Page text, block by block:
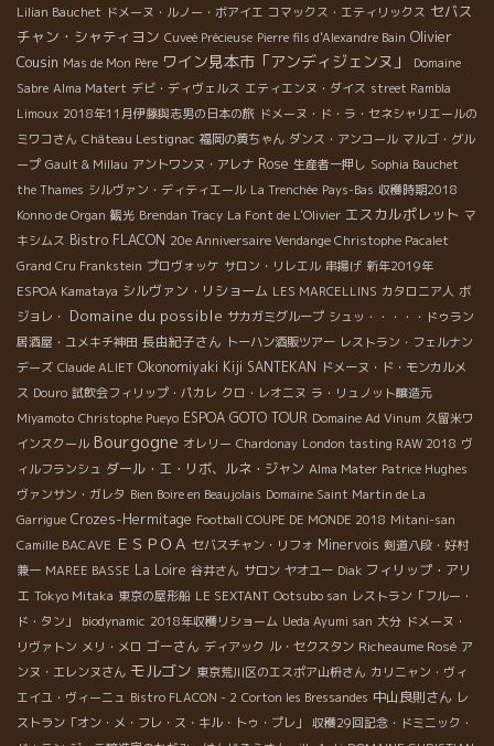
Lilian Bauchet ドメーヌ・ルノー・ボアイエ コマックス・エティリックス セバス
チャン・シャティヨン Cuveé Précieuse Pierre fils d'Alexandre Bain Olivier
Cousin Mas de Mon Père ワイン見本市「アンディジェンヌ」
Domaine
Sabre Alma Matert デビ・ディヴェルス エティエンヌ・ダイス street Rambla
Limoux 2018年11月伊藤與志男の日本の旅 ドメーヌ・ド・ラ・セネシャリエールの
ミワコさん Château Lestignac 福岡の黄ちゃん ダンス・アンコール マルゴ・グル
ープ Gault & Millau アントワンヌ・アレナ Rose 生産者一押し Sophia Bauchet
the Thames シルヴァン・ディティエール La Trenchée Pays-Bas 収穫時期2018
Konno de Organ 観光 Brendan Tracy La Font de L'Olivier エスカルポレット マ
キシムス Bistro FLACON 20e Anniversaire Vendange Christophe Pacalet
Grand Cru Frankstein プロヴォッケ サロン・リレエル 串揚げ 新年2019年
ESPOA Kamataya シルヴァン・リショーム LES MARCELLINS カタロニア人 ボ
ジョレ・ Domaine du possible サカガミグループ シュッ・・・・・ドゥラン
居酒屋・ユメキチ神田 長由紀子さん トーハン酒販ツアー レストラン・フェルナン
デーズ Claude ALIET Okonomiyaki Kiji SANTEKAN ドメーヌ・ド・モンカルメ
ス Douro 試飲会フィリップ・パカレ クロ・レオニヌ ラ・リュノット醸造元
Miyamoto Christophe Pueyo ESPOA GOTO TOUR Domaine Ad Vinum 久留米ワ
インスクール Bourgogne オレリー Chardonay London tasting RAW 2018 ヴ
ィルフランシュ ダール・エ・リボ、ルネ・ジャン Alma Mater Patrice Hughes
ヴァンサン・ガレタ Bien Boire en Beaujolais Domaine Saint Martin de La
Garrigue Crozes-Hermitage Football COUPE DE MONDE 2018 Mitani-san
Camille BACAVE ＥＳＰＯＡ セバスチャン・リフォ Minervois 剣道八段・好村
兼一 MAREE BASSE La Loire 谷井さん サロン ヤオユー Diak フィリップ・アリ
エ Tokyo Mitaka 東京の屋形船 LE SEXTANT Ootsubo san レストラン「フルー・
ド・タン」
biodynamic 2018年収穫リショーム Ueda Ayumi san 大分 ドメーヌ・
リヴァトン メリ・メロ ゴーさん ディアック ル・セクスタン Richeaume Rosé ア
ンヌ・エレンヌさん モルゴン 東京荒川区のエスポア山枡さん カリニャン・ヴィ
エイユ・ヴィーニュ Bistro FLACON - 2 Corton les Bressandes 中山良則さん レ
ストラン「オン・メ・フレ・ス・キル・トゥ・プレ」
収穫29回記念・ドミニック・